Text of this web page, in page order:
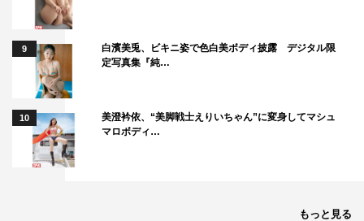
9
白濱美兎、ビキニ姿で色白美ボディ披露 デジタル限
定写真集『純…
10
美澄衿依、“美脚戦士えりいちゃん”に変身してマシュ
マロボディ…
もっと見る